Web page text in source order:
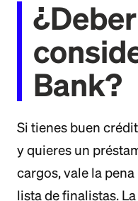
Bank?
Si tienes buen
y quieres un
cargos, vale la
lista de finalistas.